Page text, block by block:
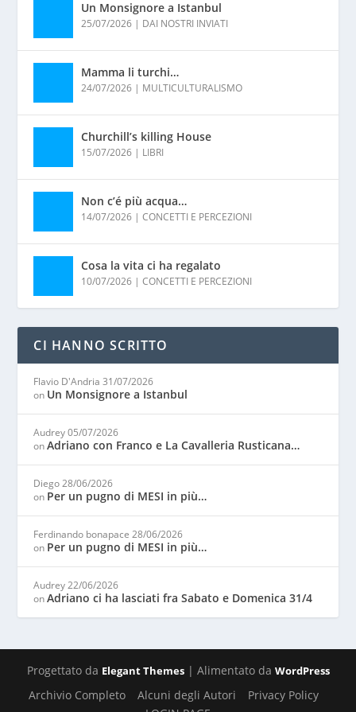
Un Monsignore a Istanbul
25/07/2026 | DAI NOSTRI INVIATI
Mamma li turchi…
24/07/2026 | MULTICULTURALISMO
Churchill’s killing House
15/07/2026 | LIBRI
Non c’é più acqua…
14/07/2026 |CONCETTI E PERCEZIONI
Cosa la vita ci ha regalato
10/07/2026 |CONCETTI E PERCEZIONI
CI HANNO SCRITTO
Flavio D'Andria 31/07/2026
on Un Monsignore a Istanbul
Audrey 05/07/2026
onAdriano con Franco e La Cavalleria Rusticana…
Diego 28/06/2026
on Per un pugno di MESI in più…
Ferdinando bonapace 28/06/2026
on Per un pugno di MESI in più…
Audrey 22/06/2026
onAdriano ci ha lasciati fra Sabato e Domenica 31/4
Progettato da Elegant Themes| Alimentato da WordPress
Archivio Completo Alcuni degli Autori
Privacy Policy